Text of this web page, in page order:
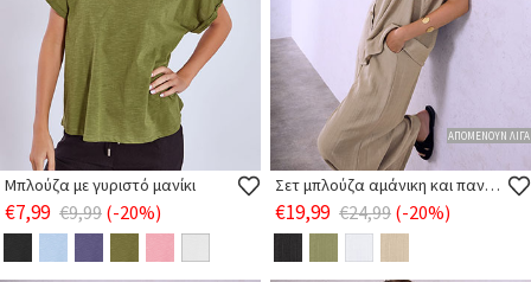
Μπλούζα με γυριστό μανίκι
€7,99 €9,99 (-20%)
ΑΠΟΜΕΝΟΥΝ ΛΙΓΑ
Σετ μπλούζα αμάνικη και παντελόνα
€19,99 €24,99 (-20%)